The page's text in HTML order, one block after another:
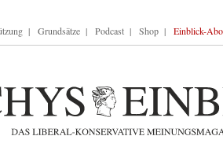
Grundsätze Podcast Shop Einblick-Abo